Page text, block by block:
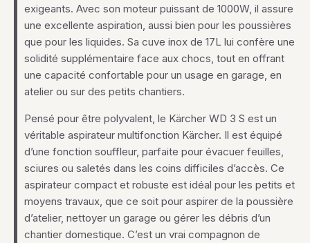
exigeants. Avec son moteur puissant de 1000W, il assure
une excellente aspiration, aussi bien pour les poussières
que pour les liquides. Sa cuve inox de 17L lui confère une
solidité supplémentaire face aux chocs, tout en offrant
une capacité confortable pour un usage en garage, en
atelier ou sur des petits chantiers.
Pensé pour être polyvalent, le Kärcher WD 3 S est un
véritable aspirateur multifonction Kärcher. Il est équipé
d’une fonction souffleur, parfaite pour évacuer feuilles,
sciures ou saletés dans les coins difficiles d’accès. Ce
aspirateur compact et robuste est idéal pour les petits et
moyens travaux, que ce soit pour aspirer de la poussière
d’atelier, nettoyer un garage ou gérer les débris d’un
chantier domestique. C’est un vrai compagnon de